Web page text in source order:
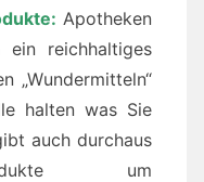
Apotheken
ein reichhaltiges
„Wundermitteln“
halten was Sie
auch durchaus
um